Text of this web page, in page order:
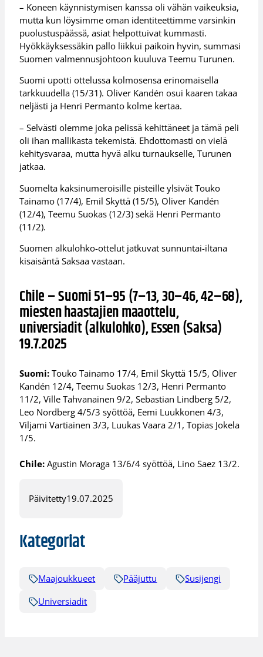
– Koneen käynnistymisen kanssa oli vähän vaikeuksia,
mutta kun löysimme oman identiteettimme varsinkin
puolustuspäässä, asiat helpottuivat kummasti.
Hyökkäyksessäkin pallo liikkui paikoin hyvin, summasi
Suomen valmennusjohtoon kuuluva Teemu Turunen.
Suomi upotti ottelussa kolmosensa erinomaisella
tarkkuudella (15/31). Oliver Kandén osui kaaren takaa
neljästi ja Henri Permanto kolme kertaa.
– Selvästi olemme joka pelissä kehittäneet ja tämä peli
oli ihan mallikasta tekemistä. Ehdottomasti on vielä
kehitysvaraa, mutta hyvä alku turnaukselle, Turunen
jatkaa.
Suomelta kaksinumeroisille pisteille ylsivät Touko
Tainamo (17/4), Emil Skyttä (15/5), Oliver Kandén
(12/4), Teemu Suokas (12/3) sekä Henri Permanto
(11/2).
Suomen alkulohko-ottelut jatkuvat sunnuntai-iltana
kisaisäntä Saksaa vastaan.
Chile – Suomi 51–95 (7–13, 30–46, 42–68),
miesten haastajien maaottelu,
universiadit (alkulohko), Essen (Saksa)
19.7.2025
Suomi:Touko Tainamo 17/4, Emil Skyttä 15/5, Oliver
Kandén 12/4, Teemu Suokas 12/3, Henri Permanto
11/2, Ville Tahvanainen 9/2, Sebastian Lindberg 5/2,
Leo Nordberg 4/5/3 syöttöä, Eemi Luukkonen 4/3,
Viljami Vartiainen 3/3, Luukas Vaara 2/1, Topias Jokela
1/5.
Chile: Agustin Moraga 13/6/4 syöttöä, Lino Saez 13/2.
Päivitetty19.07.2025
Kategoriat
Maajoukkueet Pääjuttu
Susijengi
Universiadit